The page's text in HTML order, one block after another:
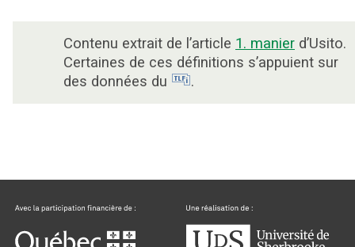
Contenu extrait de l’article 1. manier d’Usito.
Certaines de ces définitions s’appuient sur
des données du
.